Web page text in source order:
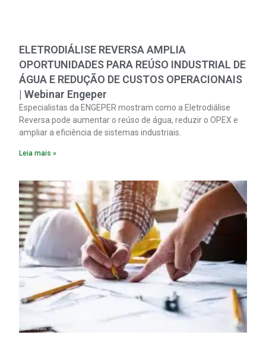
ELETRODIÁLISE REVERSA AMPLIA
OPORTUNIDADES PARA REÚSO INDUSTRIAL DE
ÁGUA E REDUÇÃO DE CUSTOS OPERACIONAIS
| Webinar Engeper
Especialistas da ENGEPER mostram como a Eletrodiálise
Reversa pode aumentar o reúso de água, reduzir o OPEX e
ampliar a eficiência de sistemas industriais.
Leia mais »